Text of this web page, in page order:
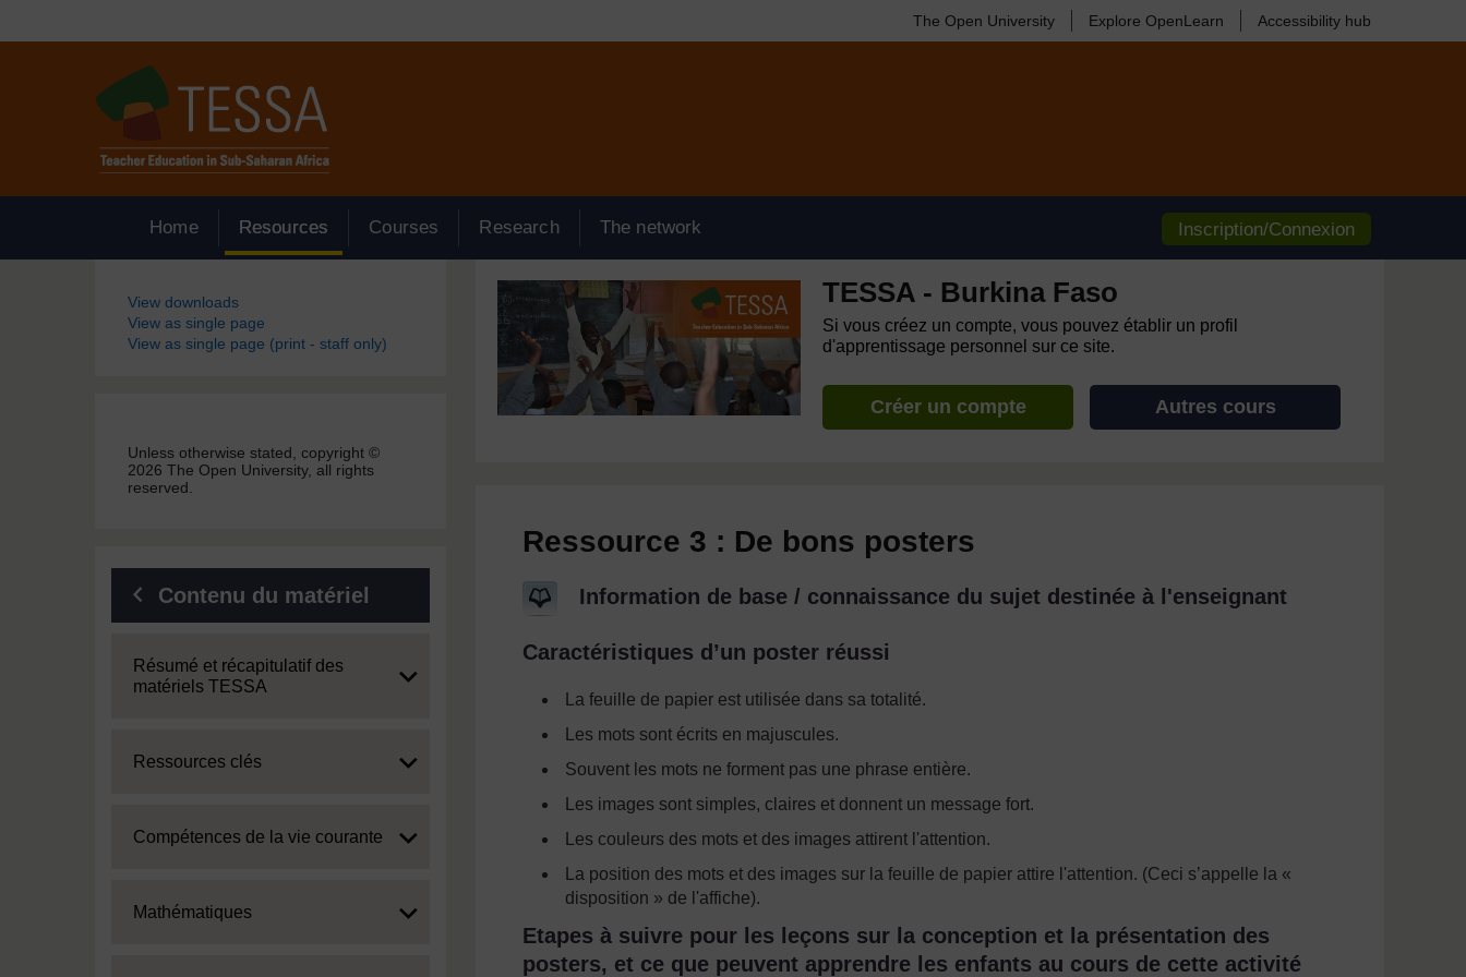
The Open University Explore OpenLearn Accessibility hub
Home Resources Courses Research The network Inscription/Connexion
Blocs
View downloads
View as single page
View as single page (print - staff only)
Unless otherwise stated, copyright ©
2026 The Open University, all rights
reserved.
Contenu du matériel
Expand
Résumé et récapitulatif des
matériels TESSA
Expand
Ressources clés
Expand
Compétences de la vie courante
Expand
Mathématiques
TESSA - Burkina Faso
Si vous créez un compte, vous pouvez établir un profil
d'apprentissage personnel sur ce site.
Créer un compte Autres cours
Ressource 3 : De bons posters
Information de base / connaissance du sujet destinée à l'enseignant
Caractéristiques d’un poster réussi
La feuille de papier est utilisée dans sa totalité.
Les mots sont écrits en majuscules.
Souvent les mots ne forment pas une phrase entière.
Les images sont simples, claires et donnent un message fort.
Les couleurs des mots et des images attirent l'attention.
La position des mots et des images sur la feuille de papier attire l'attention. (Ceci s’appelle la «
disposition » de l'affiche).
Etapes à suivre pour les leçons sur la conception et la présentation des
posters, et ce que peuvent apprendre les enfants au cours de cette activité